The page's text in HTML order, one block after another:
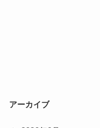
アーカイブ